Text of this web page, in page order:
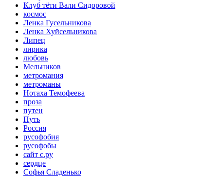
Клуб тёти Вали Сидоровой
космос
Ленка Гусельникова
Ленка Хуйсельникова
Липец
лирика
любовь
Мельников
метромания
метроманы
Нотаха Темофеева
проза
путен
Путь
Россия
русофобия
русофобы
сайт с.ру
сердце
Софья Сладенько